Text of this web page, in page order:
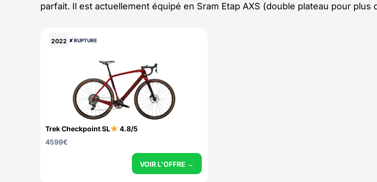
parfait. Il est actuellement équipé en Sram Etap AXS (double plateau pour
2022 ✘ RUPTURE
Trek Checkpoint SL
4.8/5
4599€
VOIR L'OFFRE →